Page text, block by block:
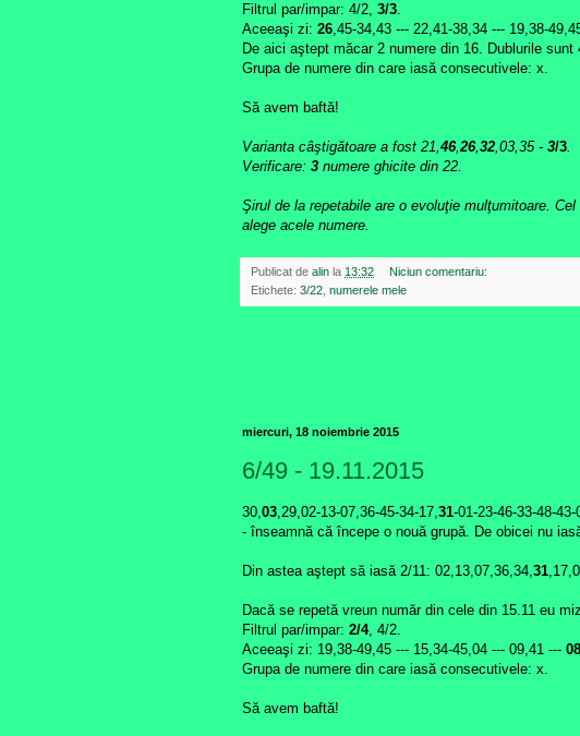
Filtrul par/impar: 4/2, 3/3.
Aceeaşi zi: 26,45-34,43 --- 22,41-38,34 --- 19,38-
De aici aştept măcar 2 numere din 16. Dublurile sunt
Grupa de numere din care iasă consecutivele: x.
Să avem baftă!
Varianta câştigătoare a fost 21,46,26,32,03,35 - 3/3.
Verificare: 3 numere ghicite din 22.
Şirul de la repetabile are o evoluţie mulţumitoare.
alege acele numere.
Publicat de alin la 13:32
Niciun comentariu:
Etichete: 3/22 numerele mele
miercuri, 18 noiembrie 2015
6/49 - 19.11.2015
30,03,29,02-13-07,36-45-34-17,31-01-23-46-33-48-
- înseamnă că începe o nouă grupă. De obicei nu
Din astea aştept să iasă 2/11: 02,13,07,36,34,31
Dacă se repetă vreun număr din cele din 15.11 eu
Filtrul par/impar: 2/4, 4/2.
Aceeaşi zi: 19,38-49,45 --- 15,34-45,04 --- 09,41 --- 08
Grupa de numere din care iasă consecutivele: x.
Să avem baftă!